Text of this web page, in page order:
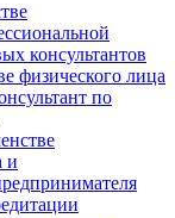
консультантов
физического лица
по
и